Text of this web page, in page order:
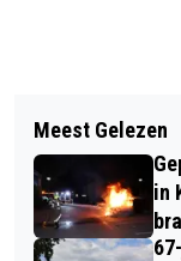
GOUD
BREIDT
Meest Gelezen
in